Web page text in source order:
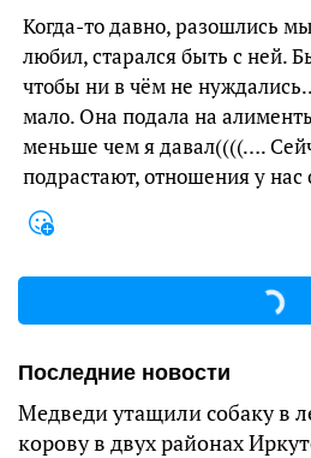
Когда-то давно, разошлись
любил, старался быть с ней.
чтобы ни в чём не
мало. Она подала на
меньше чем я давал((((….
подрастают, отношения у
Последние новости
Медведи утащили собаку в
корову в двух районах